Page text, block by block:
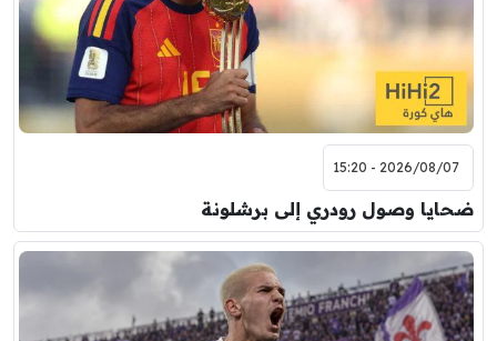
2026/08/07 - 15:20
ضحايا وصول رودري إلى برشلونة